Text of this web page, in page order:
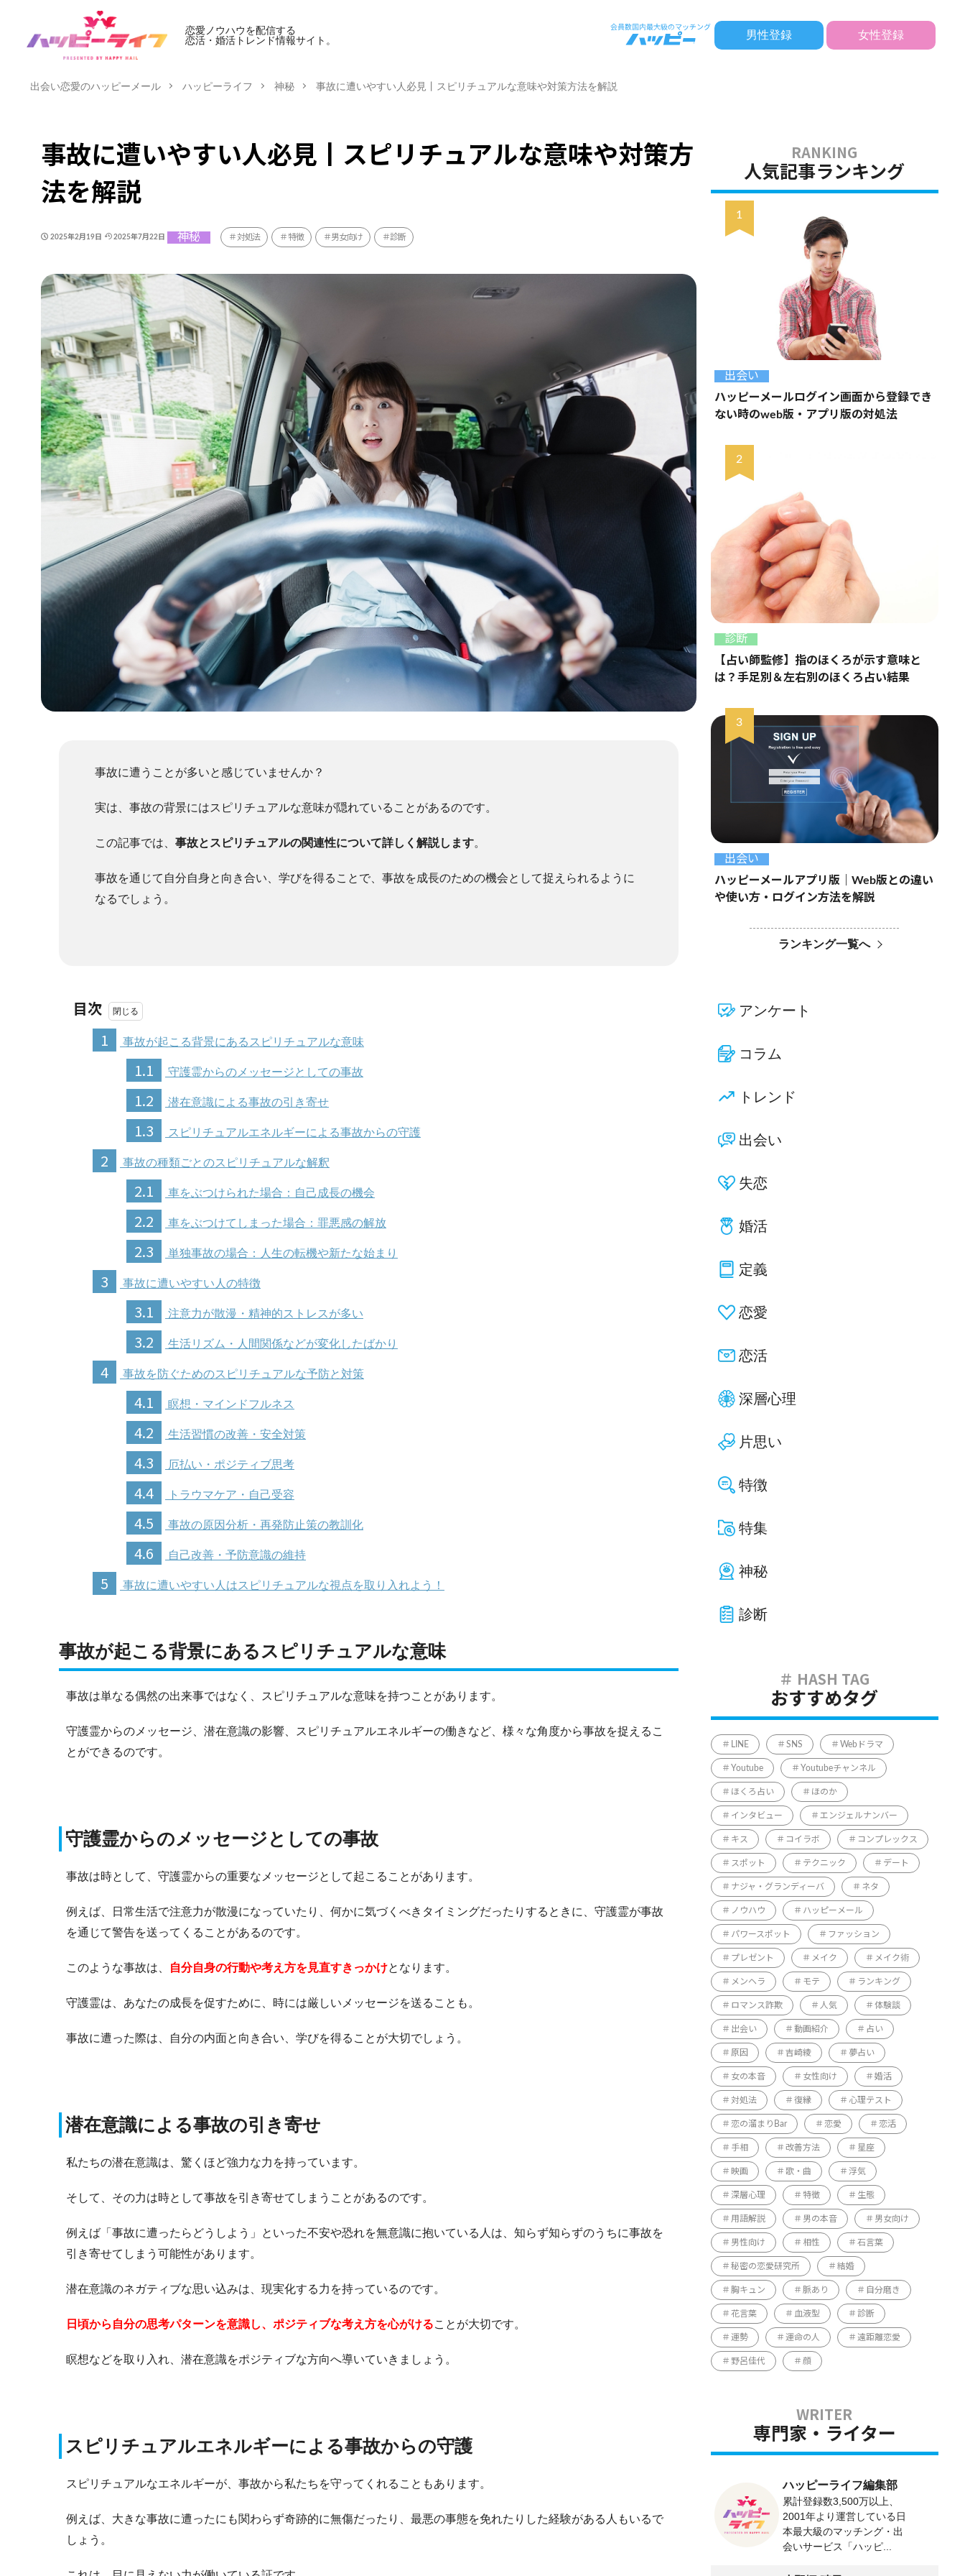
恋愛ノウハウを配信する
恋活・婚活トレンド情報サイト。
男性登録 女性登録
出会い恋愛のハッピーメール ハッピーライフ 神秘 事故に遭いやすい人必見丨スピリチュアルな意味や対策方法を解説
事故に遭いやすい人必見丨スピリチュアルな意味や対策方
法を解説
2025年2月19日 2025年7月22日 神秘 対処法 特徴 男女向け 診断
事故に遭うことが多いと感じていませんか？
実は、事故の背景にはスピリチュアルな意味が隠れていることがあるのです。
この記事では、 事故とスピリチュアルの関連性について詳しく解説します。
事故を通じて自分自身と向き合い、学びを得ることで、事故を成長のための機会として捉えられるように
なるでしょう。
目次
1
事故が起こる背景にあるスピリチュアルな意味
1.1 守護霊からのメッセージとしての事故
1.2 潜在意識による事故の引き寄せ
1.3 スピリチュアルエネルギーによる事故からの守護
2 事故の種類ごとのスピリチュアルな解釈
2.1 車をぶつけられた場合：自己成長の機会
2.2 車をぶつけてしまった場合：罪悪感の解放
2.3 単独事故の場合：人生の転機や新たな始まり
3 事故に遭いやすい人の特徴
3.1 注意力が散漫・精神的ストレスが多い
3.2 生活リズム・人間関係などが変化したばかり
4 事故を防ぐためのスピリチュアルな予防と対策
4.1 瞑想・マインドフルネス
4.2 生活習慣の改善・安全対策
4.3 厄払い・ポジティブ思考
4.4 トラウマケア・自己受容
4.5 事故の原因分析・再発防止策の教訓化
4.6 自己改善・予防意識の維持
5 事故に遭いやすい人はスピリチュアルな視点を取り入れよう！
事故が起こる背景にあるスピリチュアルな意味
事故は単なる偶然の出来事ではなく、スピリチュアルな意味を持つことがあります。
守護霊からのメッセージ、潜在意識の影響、スピリチュアルエネルギーの働きなど、様々な角度から事故を捉えるこ
とができるのです。
守護霊からのメッセージとしての事故
事故は時として、守護霊からの重要なメッセージとして起こることがあります。
例えば、日常生活で注意力が散漫になっていたり、何かに気づくべきタイミングだったりするときに、守護霊が事故
を通じて警告を送ってくることがあるのです。
このような事故は、 自分自身の行動や考え方を見直すきっかけとなります。
守護霊は、あなたの成長を促すために、時には厳しいメッセージを送ることも。
事故に遭った際は、自分の内面と向き合い、学びを得ることが大切でしょう。
潜在意識による事故の引き寄せ
私たちの潜在意識は、驚くほど強力な力を持っています。
そして、その力は時として事故を引き寄せてしまうことがあるのです。
例えば「事故に遭ったらどうしよう」といった不安や恐れを無意識に抱いている人は、知らず知らずのうちに事故を
引き寄せてしまう可能性があります。
潜在意識のネガティブな思い込みは、現実化する力を持っているのです。
日頃から自分の思考パターンを意識し、ポジティブな考え方を心がけることが大切です。
瞑想などを取り入れ、潜在意識をポジティブな方向へ導いていきましょう。
スピリチュアルエネルギーによる事故からの守護
スピリチュアルなエネルギーが、事故から私たちを守ってくれることもあります。
例えば、大きな事故に遭ったにも関わらず奇跡的に無傷だったり、最悪の事態を免れたりした経験がある人もいるで
しょう。
人気記事ランキング
出会い
ハッピーメールログイン画面から登録でき
ない時のweb版・アプリ版の対処法
診断
【占い師監修】指のほくろが示す意味と
は？手足別＆左右別のほくろ占い結果
出会い
ハッピーメールアプリ版｜Web版との違い
や使い方・ログイン方法を解説
ランキング一覧へ
アンケート
コラム
トレンド
出会い
失恋
婚活
定義
恋愛
恋活
深層心理
片思い
特徴
特集
神秘
診断
おすすめタグ
LINE SNS Webドラマ
Youtube Youtubeチャンネル
ほくろ占い ほのか
インタビュー エンジェルナンバー
キス コイラボ コンプレックス
スポット テクニック デート
ナジャ・グランディーバ ネタ
ノウハウ ハッピーメール
パワースポット ファッション
プレゼント メイク メイク術
メンヘラ モテ ランキング
ロマンス詐欺 人気 体験談
出会い 動画紹介 占い
原因 吉崎綾 夢占い
女の本音 女性向け 婚活
対処法 復縁 心理テスト
恋の溜まりBar 恋愛 恋活
手相 改善方法 星座
映画 歌・曲 浮気
深層心理 特徴 生態
用語解説 男の本音 男女向け
男性向け 相性 石言葉
秘密の恋愛研究所 結婚
胸キュン 脈あり 自分磨き
花言葉 血液型 診断
運勢 運命の人 遠距離恋愛
野呂佳代 顔
専門家・ライター
ハッピーライフ編集部
累計登録数3,500万以上、
2001年より運営している日
本最大級のマッチング・出
会いサービス「ハッピ...